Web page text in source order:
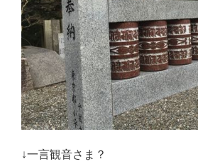
↓一言観音さま？